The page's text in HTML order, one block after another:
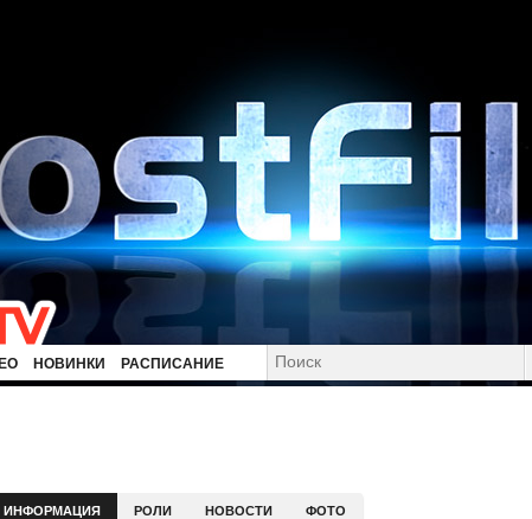
НОВИНКИ РАСПИСАНИЕ
РОЛИ НОВОСТИ ФОТО